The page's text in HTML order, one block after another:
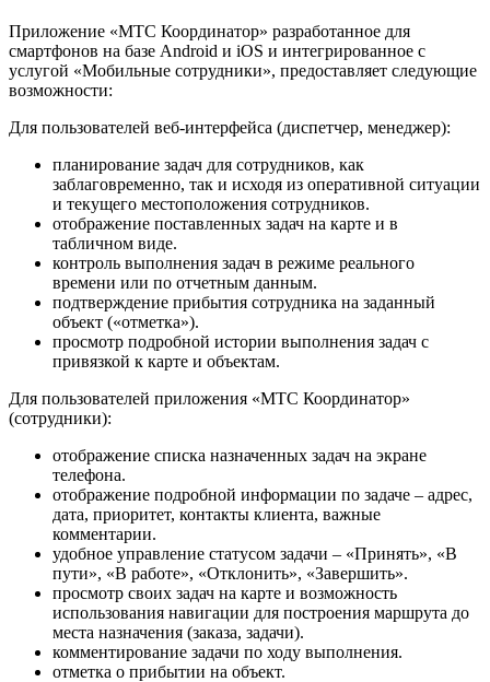
Приложение «МТС Координатор» разработанное для
смартфонов на базе Android и iOS и интегрированное с
услугой «Мобильные сотрудники», предоставляет следующие
возможности:
Для пользователей веб-интерфейса (диспетчер, менеджер):
планирование задач для сотрудников, как
заблаговременно, так и исходя из оперативной ситуации
и текущего местоположения сотрудников.
отображение поставленных задач на карте и в
табличном виде.
контроль выполнения задач в режиме реального
времени или по отчетным данным.
подтверждение прибытия сотрудника на заданный
объект («отметка»).
просмотр подробной истории выполнения задач с
привязкой к карте и объектам.
Для пользователей приложения «МТС Координатор»
(сотрудники):
отображение списка назначенных задач на экране
телефона.
отображение подробной информации по задаче – адрес,
дата, приоритет, контакты клиента, важные
комментарии.
удобное управление статусом задачи – «Принять», «В
пути», «В работе», «Отклонить», «Завершить».
просмотр своих задач на карте и возможность
использования навигации для построения маршрута до
места назначения (заказа, задачи).
комментирование задачи по ходу выполнения.
отметка о прибытии на объект.